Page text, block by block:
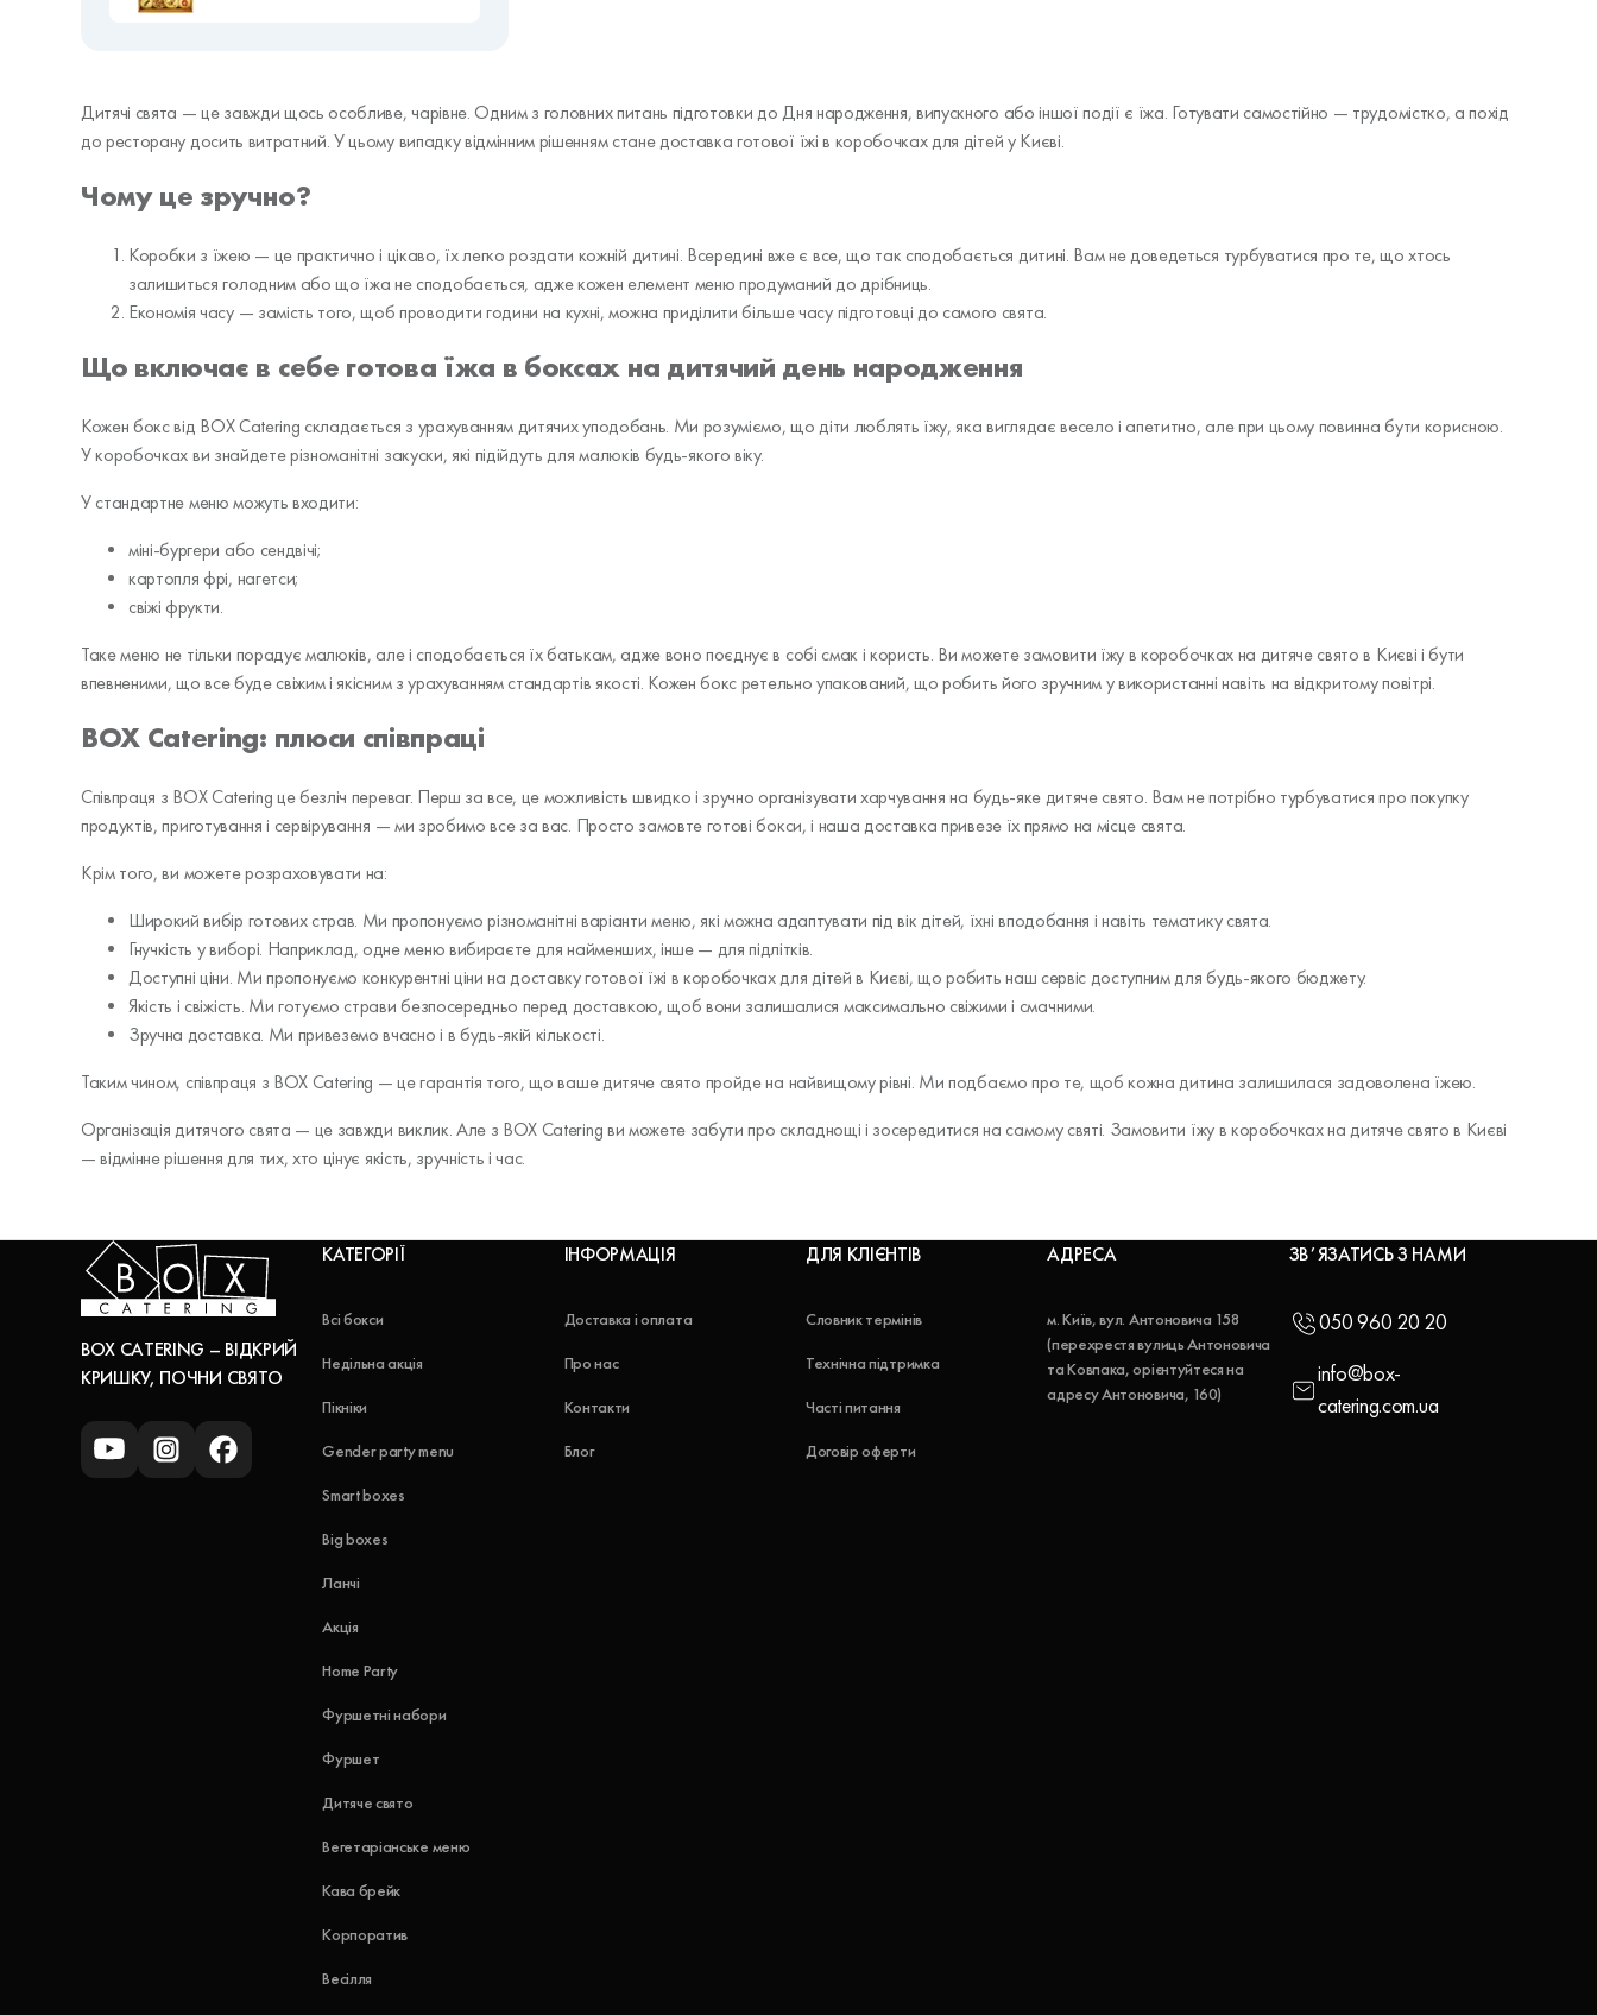
Дитячі свята — це завжди щось особливе, чарівне. Одним з головних питань підготовки до Дня народження, випускного або іншої події є їжа. Готувати самостійно — трудомістко, а похід
до ресторану досить витратний. У цьому випадку відмінним рішенням стане доставка готової їжі в коробочках для дітей у Києві.
Чому це зручно?
Коробки з їжею — це практично і цікаво, їх легко роздати кожній дитині. Всередині вже є все, що так сподобається дитині. Вам не доведеться турбуватися про те, що хтось
залишиться голодним або що їжа не сподобається, адже кожен елемент меню продуманий до дрібниць.
Економія часу — замість того, щоб проводити години на кухні, можна приділити більше часу підготовці до самого свята.
Що включає в себе готова їжа в боксах на дитячий день народження
Кожен бокс від BOX Catering складається з урахуванням дитячих уподобань. Ми розуміємо, що діти люблять їжу, яка виглядає весело і апетитно, але при цьому повинна бути корисною.
У коробочках ви знайдете різноманітні закуски, які підійдуть для малюків будь-якого віку.
У стандартне меню можуть входити:
міні-бургери або сендвічі;
картопля фрі, нагетси;
свіжі фрукти.
Таке меню не тільки порадує малюків, але і сподобається їх батькам, адже воно поєднує в собі смак і користь. Ви можете замовити їжу в коробочках на дитяче свято в Києві і бути
впевненими, що все буде свіжим і якісним з урахуванням стандартів якості. Кожен бокс ретельно упакований, що робить його зручним у використанні навіть на відкритому повітрі.
BOX Catering: плюси співпраці
Співпраця з BOX Catering це безліч переваг. Перш за все, це можливість швидко і зручно організувати харчування на будь-яке дитяче свято. Вам не потрібно турбуватися про покупку
продуктів, приготування і сервірування — ми зробимо все за вас. Просто замовте готові бокси, і наша доставка привезе їх прямо на місце свята.
Крім того, ви можете розраховувати на:
Широкий вибір готових страв. Ми пропонуємо різноманітні варіанти меню, які можна адаптувати під вік дітей, їхні вподобання і навіть тематику свята.
Гнучкість у виборі. Наприклад, одне меню вибираєте для найменших, інше — для підлітків.
Доступні ціни. Ми пропонуємо конкурентні ціни на доставку готової їжі в коробочках для дітей в Києві, що робить наш сервіс доступним для будь-якого бюджету.
Якість і свіжість. Ми готуємо страви безпосередньо перед доставкою, щоб вони залишалися максимально свіжими і смачними.
Зручна доставка. Ми привеземо вчасно і в будь-якій кількості.
Таким чином, співпраця з BOX Catering — це гарантія того, що ваше дитяче свято пройде на найвищому рівні. Ми подбаємо про те, щоб кожна дитина залишилася задоволена їжею.
Організація дитячого свята — це завжди виклик. Але з BOX Catering ви можете забути про складнощі і зосередитися на самому святі. Замовити їжу в коробочках на дитяче свято в Києві
— відмінне рішення для тих, хто цінує якість, зручність і час.
BOX CATERING – ВІДКРИЙ
КРИШКУ, ПОЧНИ СВЯТО
КАТЕГОРІЇ
Всі бокси
Недільна акція
Пікніки
Gender party menu
Smart boxes
Big boxes
Ланчі
Акція
Home Party
Фуршетні набори
Фуршет
Дитяче свято
Вегетаріанське меню
Кава брейк
Корпоратив
Весілля
ІНФОРМАЦІЯ
Доставка і оплата
Про нас
Контакти
Блог
ДЛЯ КЛІЄНТІВ
Словник термінів
Технічна підтримка
Часті питання
Договір оферти
АДРЕСА
м. Київ, вул. Антоновича 158
(перехрестя вулиць Антоновича
та Ковпака, орієнтуйтеся на
адресу Антоновича, 160)
ЗВʼЯЗАТИСЬ З НАМИ
050 960 20 20
info@box-
catering.com.ua